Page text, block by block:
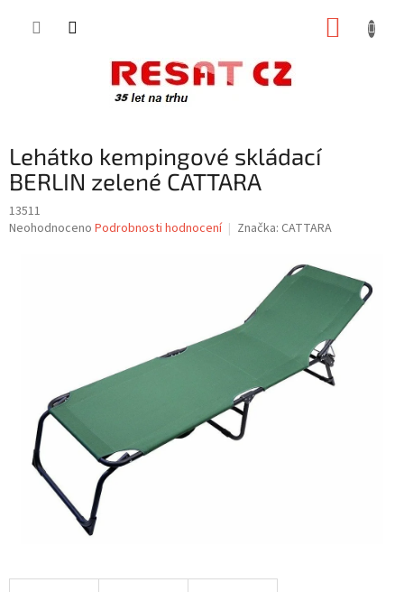
Lehátko kempingové skládací
BERLIN zelené CATTARA
13511
Průměrné
Neohodnoceno Podrobnosti hodnocení Značka: CATTARA